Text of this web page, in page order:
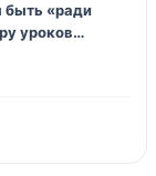
быть «ради
уроков
сразу